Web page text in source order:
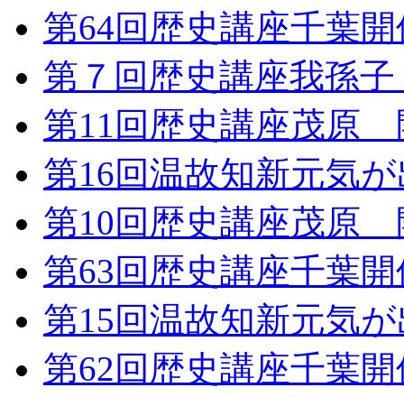
第64回歴史講座千葉
第７回歴史講座我孫
第11回歴史講座茂原
第16回温故知新元気
第10回歴史講座茂原
第63回歴史講座千葉
第15回温故知新元気
第62回歴史講座千葉